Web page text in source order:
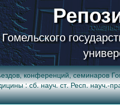
Гомельского
конференций, семинаров
: сб. науч. ст. Респ. науч.-